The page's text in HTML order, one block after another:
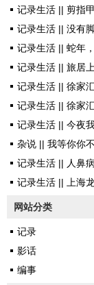
记录生活 || 剪指
记录生活 || 没有
记录生活 || 蛇年
记录生活 || 旅居
记录生活 || 徐家
记录生活 || 徐家
记录生活 || 今夜
杂说 || 我等你你
记录生活 || 人鼻
记录生活 || 上海
网站分类
记录
影话
编事